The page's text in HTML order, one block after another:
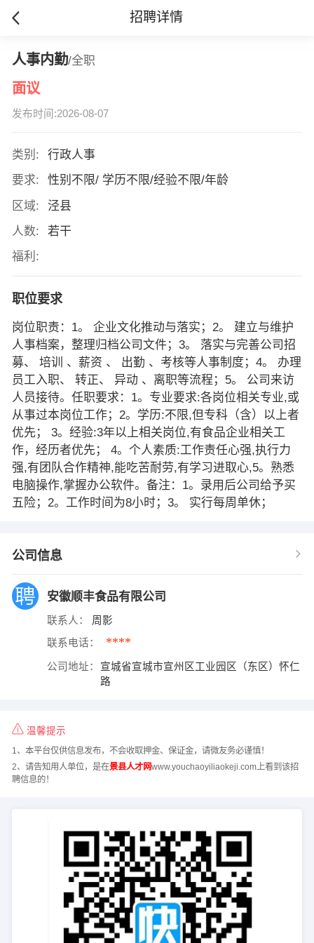
招聘详情
人事内勤/全职
面议
发布时间:2026-08-07
类别:
行政人事
要求:
性别不限/ 学历不限/经验不限/年龄
区域:
泾县
人数:
若干
福利:
职位要求
岗位职责：1。 企业文化推动与落实；2。 建立与维护
人事档案，整理归档公司文件；3。 落实与完善公司招
募、 培训 、薪资 、 出勤 、考核等人事制度；4。 办理
员工入职、 转正、 异动 、离职等流程；5。 公司来访
人员接待。任职要求：1。专业要求:各岗位相关专业,或
从事过本岗位工作；2。学历:不限,但专科（含）以上者
优先； 3。经验:3年以上相关岗位,有食品企业相关工
作，经历者优先； 4。个人素质:工作责任心强,执行力
强,有团队合作精神,能吃苦耐劳,有学习进取心,5。熟悉
电脑操作,掌握办公软件。备注：1。录用后公司给予买
五险；2。工作时间为8小时；3。 实行每周单休；
公司信息
安徽顺丰食品有限公司
联系人： 周影
联系电话： ****
公司地址：
宣城省宣城市宣州区工业园区（东区）怀仁
路
温馨提示
1、本平台仅供信息发布，不会收取押金、保证金，请微友务必谨慎！
2、请告知用人单位，是在景县人才网www.youchaoyiliaokeji.com上看到该招
聘信息的！